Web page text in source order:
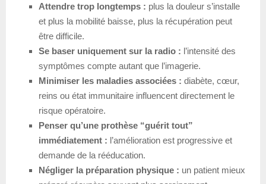
Attendre trop longtemps : plus la douleur s’installe
et plus la mobilité baisse, plus la récupération peut
être difficile.
Se baser uniquement sur la radio : l’intensité des
symptômes compte autant que l’imagerie.
Minimiser les maladies associées : diabète, cœur,
reins ou état immunitaire influencent directement le
risque opératoire.
Penser qu’une prothèse “guérit tout”
immédiatement : l’amélioration est progressive et
demande de la rééducation.
Négliger la préparation physique : un patient mieux